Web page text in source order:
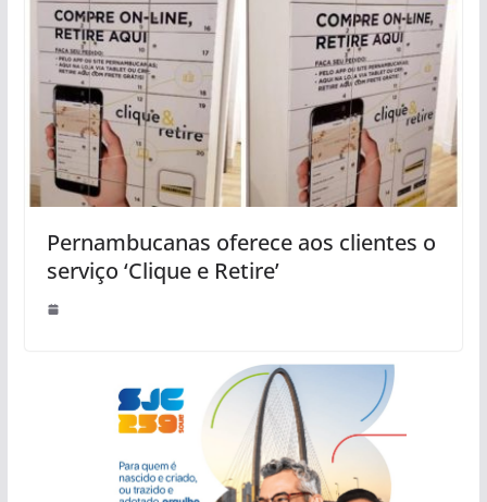
Pernambucanas oferece aos clientes o
serviço ‘Clique e Retire’